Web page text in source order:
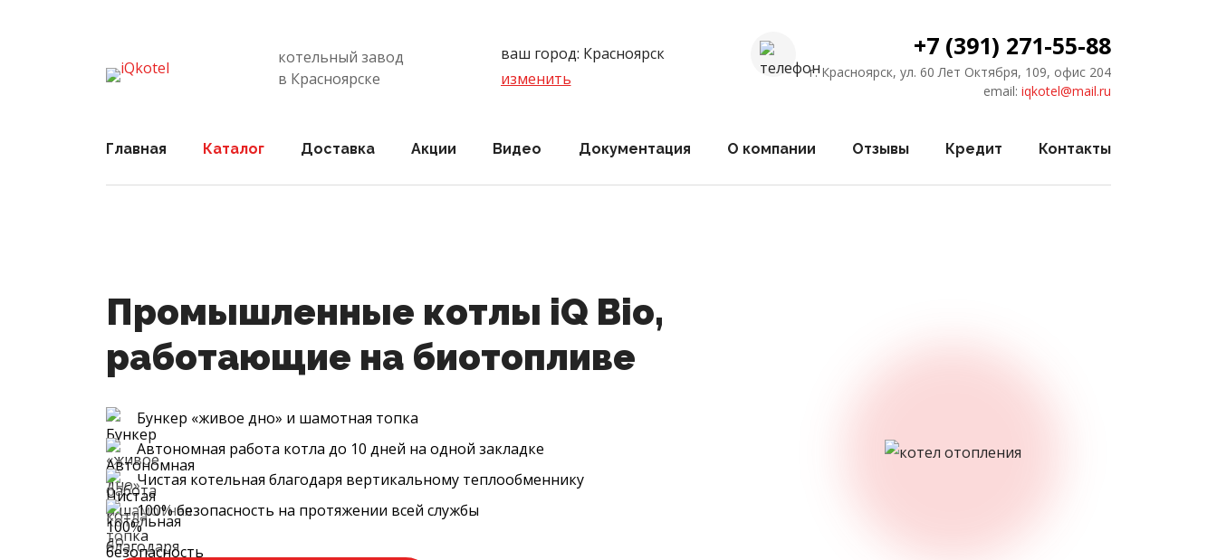
котельный завод
в Красноярске
ваш город: Красноярск
изменить
+7 (391) 271-55-88
г. Красноярск, ул. 60 Лет Октября, 109, офис 204
email: iqkotel@mail.ru
Главная Каталог Доставка Акции Видео Документация О компании Отзывы Кредит Контакты
Промышленные котлы iQ Bio,
работающие на биотопливе
Бункер «живое дно» и шамотная топка
Автономная работа котла до 10 дней на одной закладке
Чистая котельная благодаря вертикальному теплообменнику
100% безопасность на протяжении всей службы